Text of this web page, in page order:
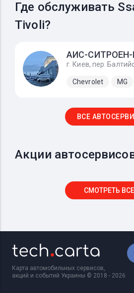
Где обслуживать
Tivoli?
АИС-
г. Киев, пер.
Chevrolet MG
ВСЕ
Акции
СМОТРЕТЬ ВСЕ
Карта автомобильных сервисов,
акций и событий Украины © 2018 - 2026